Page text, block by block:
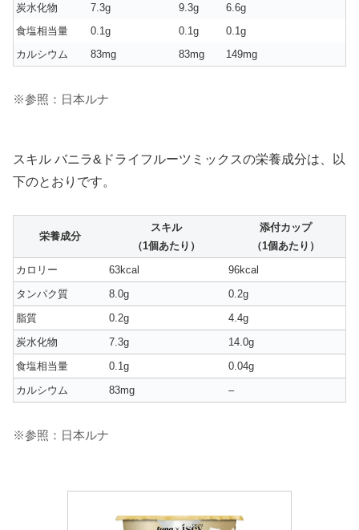
炭水化物
7.3g 9.3g
6.6g
食塩相当量
0.1g 0.1g
0.1g
カルシウム
83mg 83mg 149mg
※参照：日本ルナ
スキル バニラ&ドライフルーツミックスの栄養成分は、以
下のとおりです。
栄養成分
スキル
（1個あたり）
添付カップ
（1個あたり）
カロリー
63kcal
96kcal
タンパク質
8.0g
0.2g
脂質
0.2g
4.4g
炭水化物
7.3g
14.0g
食塩相当量
0.1g
0.04g
カルシウム
83mg –
※参照：日本ルナ